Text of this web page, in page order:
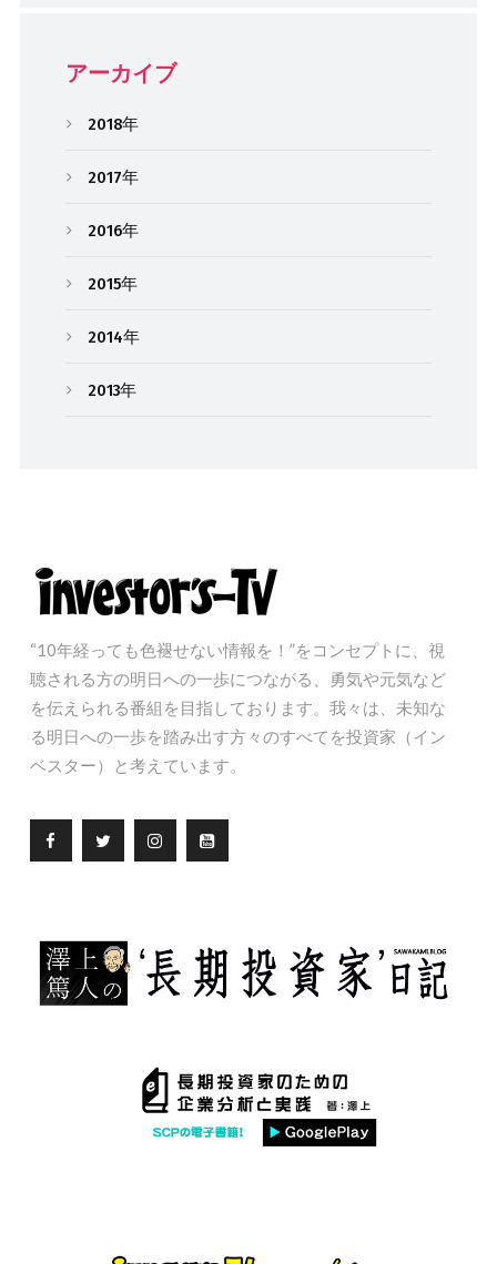
アーカイブ
2018年
2017年
2016年
2015年
2014年
2013年
“10年経っても色褪せない情報を！”をコンセプトに、視
聴される方の明日への一歩につながる、勇気や元気など
を伝えられる番組を目指しております。我々は、未知な
る明日への一歩を踏み出す方々のすべてを投資家（イン
ベスター）と考えています。